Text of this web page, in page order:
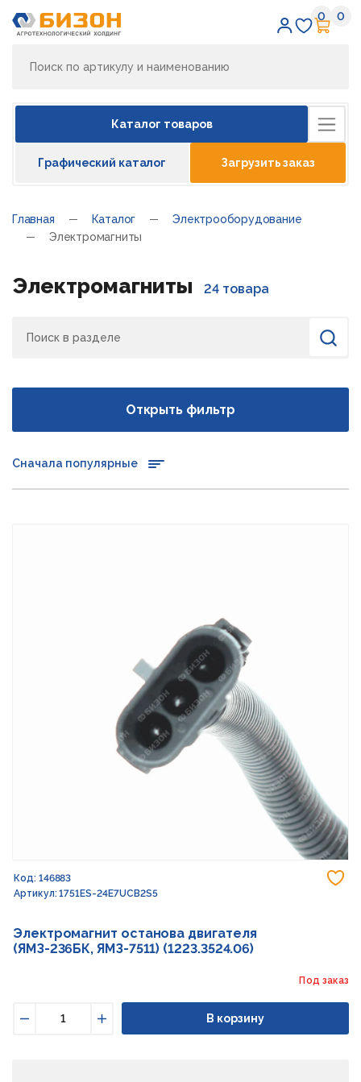
0 0
Каталог товаров
Графический каталог Загрузить заказ
Главная Каталог
Электрооборудование
Электромагниты
Электромагниты 24 товара
Найти
Открыть фильтр
Сначала популярные
Код: 146883
Артикул: 1751ES-24E7UCB2S5
Электромагнит останова двигателя
(ЯМЗ-236БК, ЯМЗ-7511) (1223.3524.06)
Под заказ
Увеличить
В корзину